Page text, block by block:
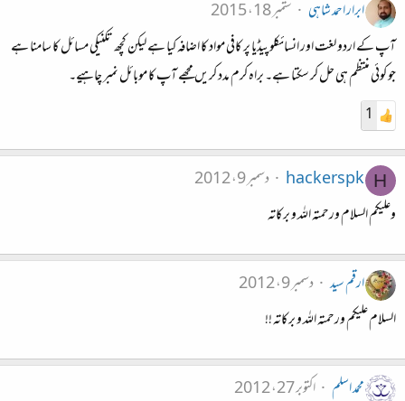
ابرار احمد شاہی
ستمبر 18، 2015
آپ کے اردو لغت اور انسائکلوپیڈیا پر کافی مواد کا اضافہ کیا ہے لیکن کچھ تکنیکی مسائل کا سامنا ہے
جو کوئی منتظم ہی حل کر سکتا ہے۔ براہ کرم مدد کریں مجھے آپ کا موبائل نمبر چاہیے۔
1
H
hackerspk
دسمبر 9، 2012
وعلیکم السلام ورحمتہ اللہ و برکاتہ
ارقم سید
دسمبر 9، 2012
السلام علیکم ورحمتہ اللہ و برکاتہ !!
محمد اسلم اکتوبر 27، 2012